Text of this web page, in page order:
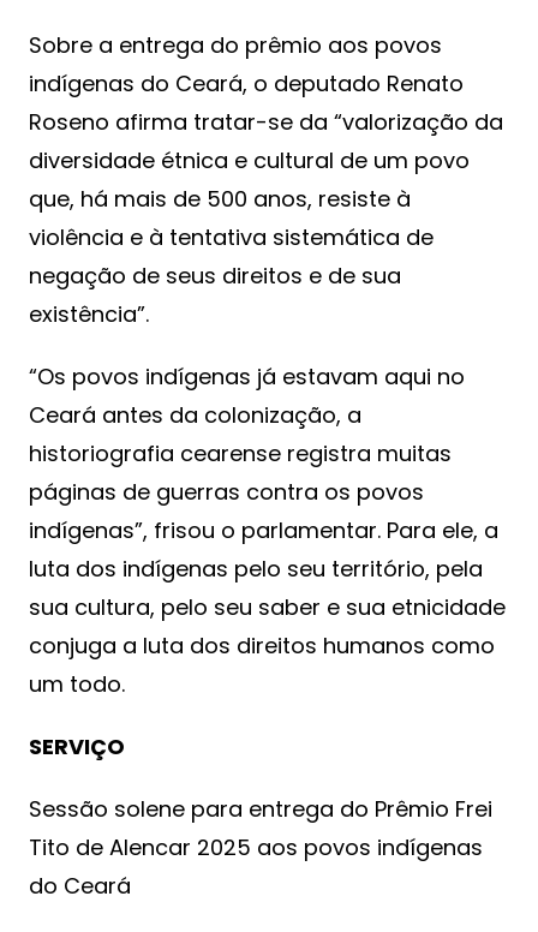
Sobre a entrega do prêmio aos povos
indígenas do Ceará, o deputado Renato
Roseno afirma tratar-se da “valorização da
diversidade étnica e cultural de um povo
que, há mais de 500 anos, resiste à
violência e à tentativa sistemática de
negação de seus direitos e de sua
existência”.
“Os povos indígenas já estavam aqui no
Ceará antes da colonização, a
historiografia cearense registra muitas
páginas de guerras contra os povos
indígenas”, frisou o parlamentar. Para ele, a
luta dos indígenas pelo seu território, pela
sua cultura, pelo seu saber e sua etnicidade
conjuga a luta dos direitos humanos como
um todo.
SERVIÇO
Sessão solene para entrega do Prêmio Frei
Tito de Alencar 2025 aos povos indígenas
do Ceará